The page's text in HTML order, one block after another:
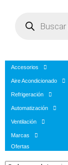
Accesorios
Aire Acondicionado
Refrigeración
Automatización
Ventilación
Marcas
Ofertas